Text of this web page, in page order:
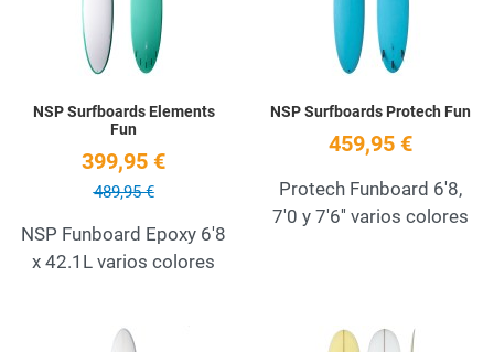
NSP Surfboards Elements
Fun
399,95 €
489,95 €
NSP Funboard Epoxy 6'8
x 42.1L varios colores
NSP Surfboards Protech Fun
459,95 €
Protech Funboard 6'8,
7'0 y 7'6'' varios colores
Add to Wishlist